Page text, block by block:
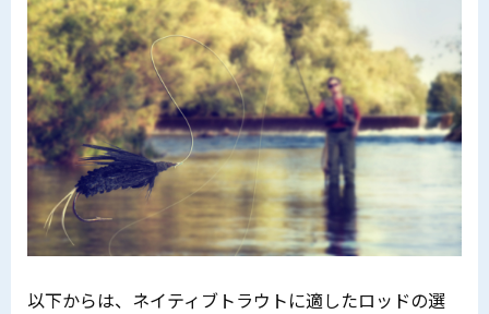
以下からは、ネイティブトラウトに適したロッドの選